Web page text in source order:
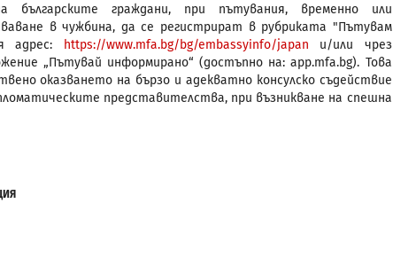
българските граждани, при пътувания, временно или
в чужбина, да се регистрират в рубриката "Пътувам
адрес:
https://www.mfa.bg/bg/embassyinfo/japan и/или чрез
„Пътувай информирано“ (достъпно на: app.mfa.bg). Това
оказването на бързо и адекватно консулско съдействие
представителства, при възникване на спешна